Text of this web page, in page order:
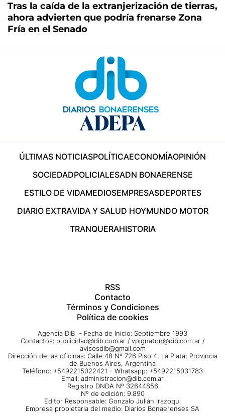
Tras la caída de la extranjerización de tierras,
ahora advierten que podría frenarse Zona
Fría en el Senado
ÚLTIMAS NOTICIASPOLÍTICAECONOMÍAOPINIÓN
SOCIEDADPOLICIALESADN BONAERENSE
ESTILO DE VIDAMEDIOSEMPRESASDEPORTES
DIARIO EXTRAVIDA Y SALUD HOYMUNDO MOTOR
TRANQUERAHISTORIA
RSS
Contacto
Términos y Condiciones
Política de cookies
Agencia DIB - Fecha de Inicio: Septiembre 1993
Contactos: publicidad@dib.com.ar / vpignaton@dib.com.ar /
avisosdib@gmail.com
Dirección de las oficinas: Calle 48 Nº 726 Piso 4, La Plata; Provincia
de Buenos Aires, Argentina
Teléfono: +5492215022421 - Whatsapp: +5492215031783
Email: administracion@dib.com.ar
Registro DNDA Nº 32644856
Nº de edición: 9.890
Editor Responsable: Gonzalo Julián Irazoqui
Empresa propietaria del medio: Diarios Bonaerenses SA